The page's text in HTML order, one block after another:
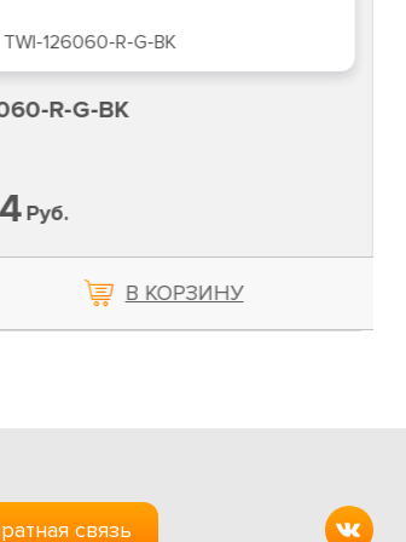
TWI-126060-R-G-BK
R-G-BK
Руб.
В КОРЗИНУ
связь